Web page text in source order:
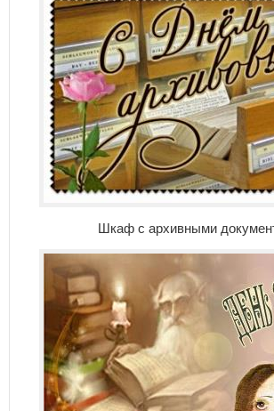
Шкаф с архивными